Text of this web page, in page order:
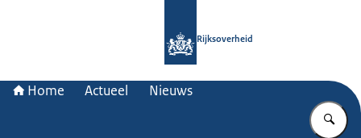
Rijksoverheid
Home Actueel Nieuws